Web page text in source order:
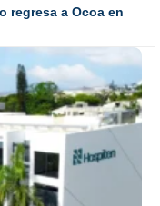
regresa a Ocoa en